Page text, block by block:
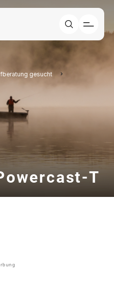
gesucht
T